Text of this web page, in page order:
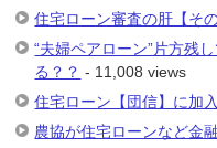
住宅ローン審査の肝【その
“夫婦ペアローン”片方残
る？？ - 11,008 views
住宅ローン【団信】に加
農協が住宅ローンなど金